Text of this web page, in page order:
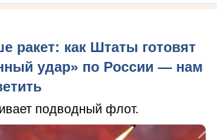
ракет: как Штаты готовят
удар» по России — нам
подводный флот.